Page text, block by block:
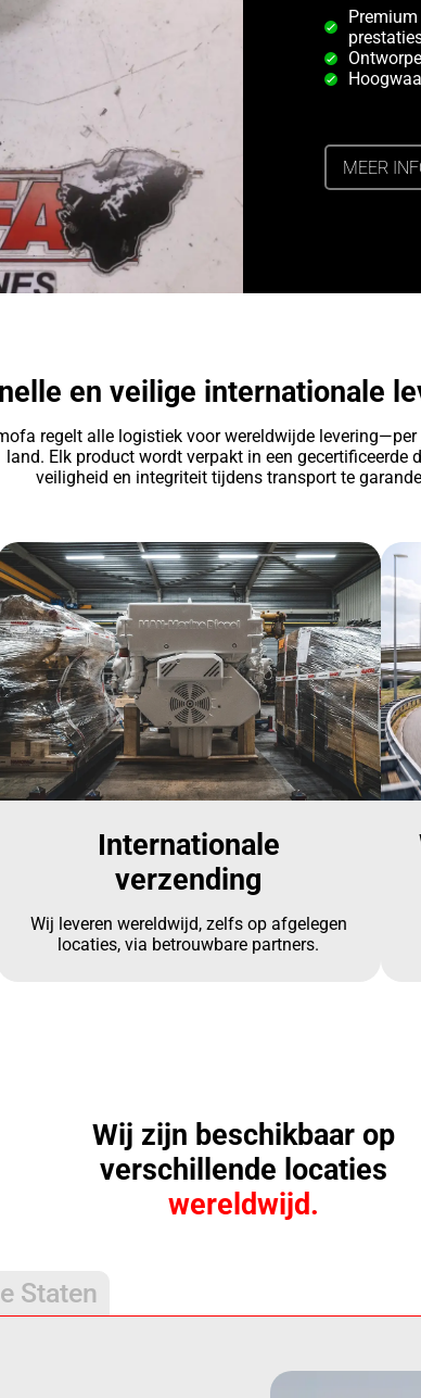
MEER
en veilige internationale
regelt alle logistiek voor wereldwijde levering—per
land. Elk product wordt verpakt in een gecertificeerde
veiligheid en integriteit tijdens transport te
Internationale
verzending
Wij leveren wereldwijd, zelfs op afgelegen
locaties, via betrouwbare partners.
Wij zijn beschikbaar op
verschillende locaties
wereldwijd.
Staten